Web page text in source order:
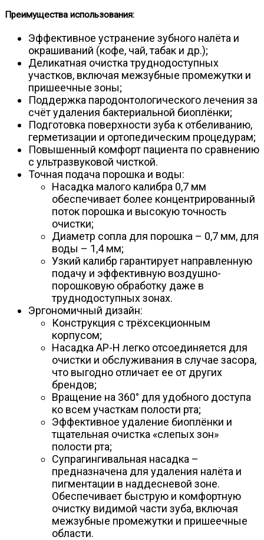
Преимущества использования:
Эффективное устранение зубного налёта и
окрашиваний (кофе, чай, табак и др.);
Деликатная очистка труднодоступных
участков, включая межзубные промежутки и
пришеечные зоны;
Поддержка пародонтологического лечения за
счёт удаления бактериальной биоплёнки;
Подготовка поверхности зуба к отбеливанию,
герметизации и ортопедическим процедурам;
Повышенный комфорт пациента по сравнению
с ультразвуковой чисткой.
Точная подача порошка и воды:
Насадка малого калибра 0,7 мм
обеспечивает более концентрированный
поток порошка и высокую точность
очистки;
Диаметр сопла для порошка – 0,7 мм, для
воды – 1,4 мм;
Узкий калибр гарантирует направленную
подачу и эффективную воздушно-
порошковую обработку даже в
труднодоступных зонах.
Эргономичный дизайн:
Конструкция с трёхсекционным
корпусом;
Насадка AP-H легко отсоединяется для
очистки и обслуживания в случае засора,
что выгодно отличает ее от других
брендов;
Вращение на 360° для удобного доступа
ко всем участкам полости рта;
Эффективное удаление биоплёнки и
тщательная очистка «слепых зон»
полости рта;
Супрагингивальная насадка –
предназначена для удаления налёта и
пигментации в наддесневой зоне.
Обеспечивает быструю и комфортную
очистку видимой части зуба, включая
межзубные промежутки и пришеечные
области.